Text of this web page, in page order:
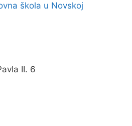
škola u Novskoj
II. 6